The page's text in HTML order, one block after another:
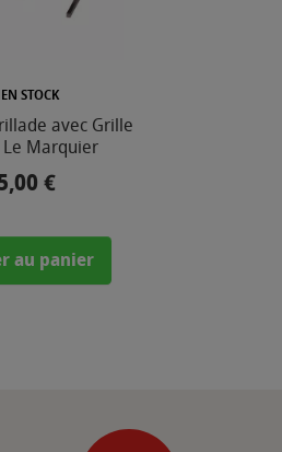
EN STOCK
avec Grille
Marquier
€
au panier